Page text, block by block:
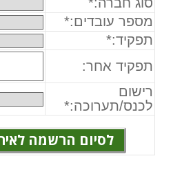
מספר עובדים:*
תפקיד:*
תפקיד אחר:
רישום
לכנס/תערוכה:*